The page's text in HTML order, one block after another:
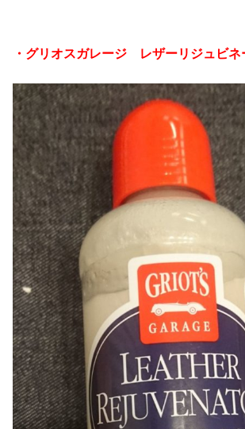
・グリオスガレージ レザーリジュビネ